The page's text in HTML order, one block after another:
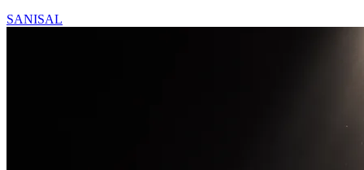
SANISAL